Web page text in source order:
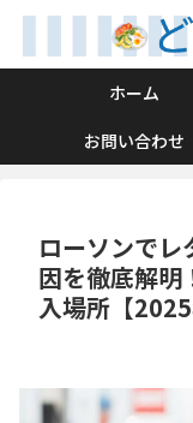
ホーム
お問い合わせ
ローソンで
因を徹底解明
入場所【2025